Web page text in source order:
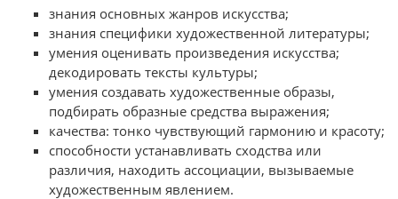
знания основных жанров искусства;
знания специфики художественной литературы;
умения оценивать произведения искусства;
декодировать тексты культуры;
умения создавать художественные образы,
подбирать образные средства выражения;
качества: тонко чувствующий гармонию и красоту;
способности устанавливать сходства или
различия, находить ассоциации, вызываемые
художественным явлением.